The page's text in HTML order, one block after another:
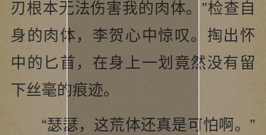
刃根本无法伤害我的肉体。”检查自
身的肉体，李贺心中惊叹。掏出怀
中的匕首，在身上一划竟然没有留
下丝毫的痕迹。
“瑟瑟，这荒体还真是可怕啊。”